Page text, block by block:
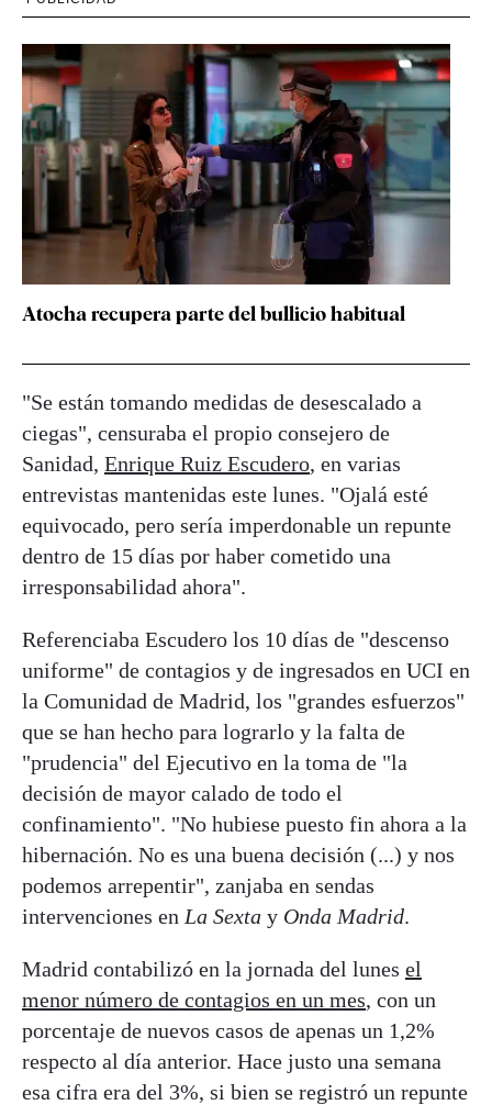
Atocha recupera parte del bullicio habitual
"Se están tomando medidas de desescalado a
ciegas", censuraba el propio consejero de
Sanidad, Enrique Ruiz Escudero, en varias
entrevistas mantenidas este lunes. "Ojalá esté
equivocado, pero sería imperdonable un repunte
dentro de 15 días por haber cometido una
irresponsabilidad ahora".
Referenciaba Escudero los 10 días de "descenso
uniforme" de contagios y de ingresados en UCI en
la Comunidad de Madrid, los "grandes esfuerzos"
que se han hecho para lograrlo y la falta de
"prudencia" del Ejecutivo en la toma de "la
decisión de mayor calado de todo el
confinamiento". "No hubiese puesto fin ahora a la
hibernación. No es una buena decisión (...) y nos
podemos arrepentir", zanjaba en sendas
intervenciones en La Sexta y Onda Madrid.
Madrid contabilizó en la jornada del lunes el
menor número de contagios en un mes, con un
porcentaje de nuevos casos de apenas un 1,2%
respecto al día anterior. Hace justo una semana
esa cifra era del 3%, si bien se registró un repunte